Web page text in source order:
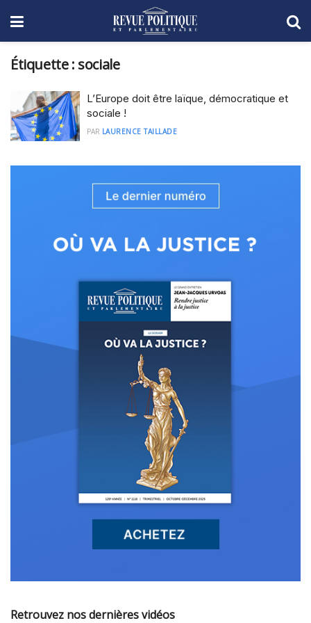
Étiquette : sociale
L’Europe doit être laïque, démocratique et
sociale !
PAR LAURENCE TAILLADE
Retrouvez nos dernières vidéos